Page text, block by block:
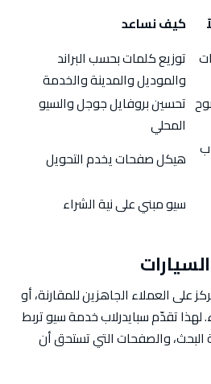
كيف نساعد
توزيع كلمات بحسب البراند
والموديل والمدينة والخدمة
تحسين بروفايل جوجل والسيو
المحلي
هيكل صفحات يخدم التحويل
سيو مبني على نية الشراء
على العملاء الجاهزين للمقارنة، أو
لهذا تقدّم سبايدرلاب خدمة سيو تربط
البحث، والصفحات التي تستحق أن